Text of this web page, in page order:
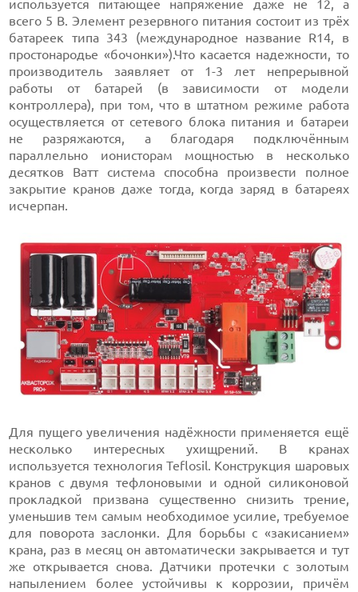
используется питающее напряжение даже не 12, а
всего 5 В. Элемент резервного питания состоит из трёх
батареек типа 343 (международное название R14, в
простонародье «бочонки»).Что касается надежности, то
производитель заявляет от 1-3 лет непрерывной
работы от батарей (в зависимости от модели
контроллера), при том, что в штатном режиме работа
осуществляется от сетевого блока питания и батареи
не разряжаются, а благодаря подключённым
параллельно ионисторам мощностью в несколько
десятков Ватт система способна произвести полное
закрытие кранов даже тогда, когда заряд в батареях
исчерпан.
Для пущего увеличения надёжности применяется ещё
несколько интересных ухищрений. В кранах
используется технология Teflosil. Конструкция шаровых
кранов с двумя тефлоновыми и одной силиконовой
прокладкой призвана существенно снизить трение,
уменьшив тем самым необходимое усилие, требуемое
для поворота заслонки. Для борьбы с «закисанием»
крана, раз в месяц он автоматически закрывается и тут
же открывается снова. Датчики протечки с золотым
напылением более устойчивы к коррозии, причём